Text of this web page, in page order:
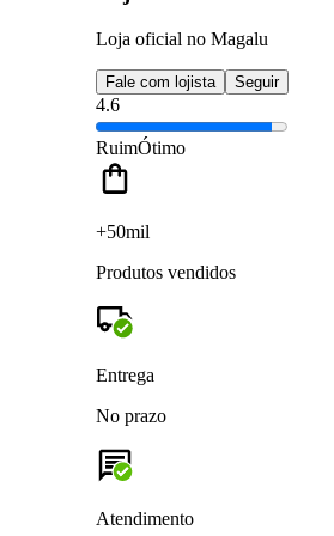
Loja oficial no Magalu
Fale com lojista Seguir
4.6
RuimÓtimo
+50mil
Produtos vendidos
Entrega
No prazo
Atendimento